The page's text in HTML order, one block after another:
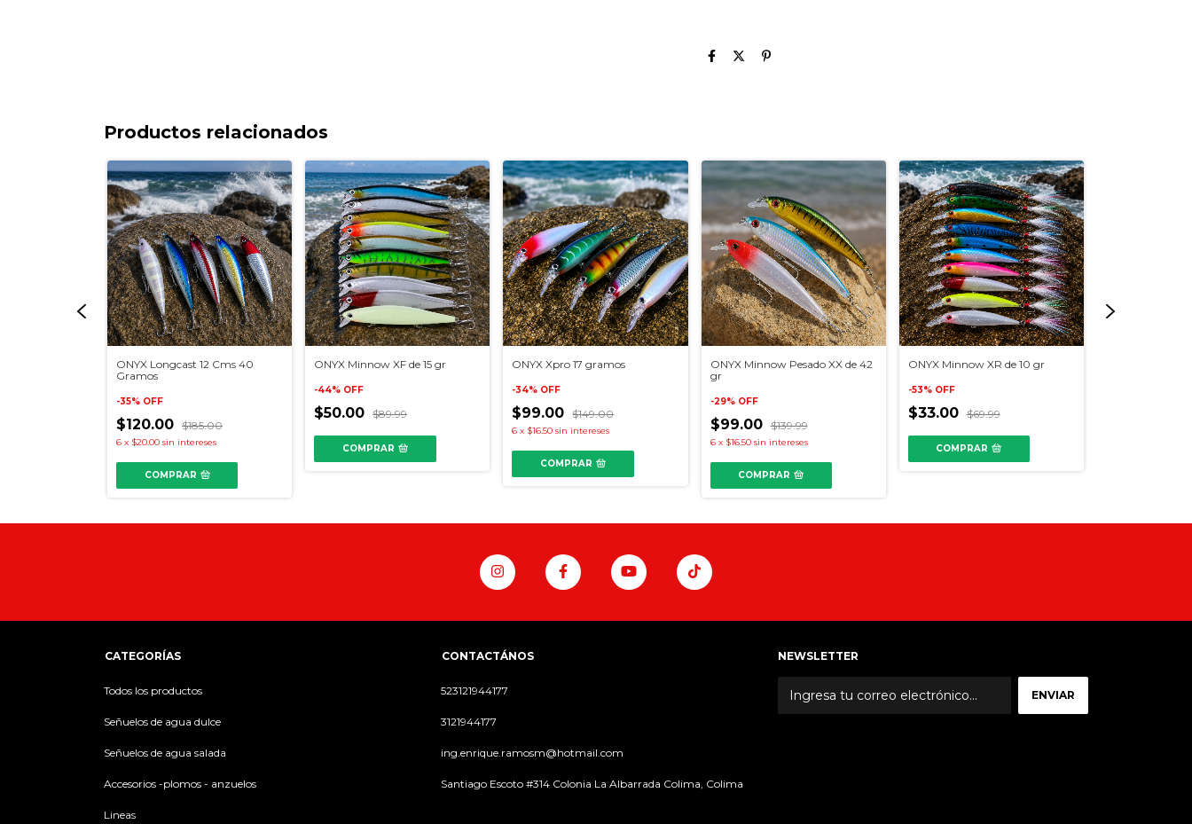
Productos relacionados
ONYX Longcast 12 Cms 40
Gramos
-35% OFF
$120.00 $185.00
6 x $20.00 sin intereses
COMPRAR
ONYX Minnow XF de 15 gr
-44% OFF
$50.00 $89.99
COMPRAR
ONYX Xpro 17 gramos
-34% OFF
$99.00 $149.00
6 x $16.50 sin intereses
COMPRAR
ONYX Minnow Pesado XX de 42
gr
-29% OFF
$99.00 $139.99
6 x $16.50 sin intereses
COMPRAR
ONYX Minnow XR de 10 gr
-53% OFF
$33.00 $69.99
COMPRAR
CATEGORÍAS
Todos los productos
Señuelos de agua dulce
Señuelos de agua salada
Accesorios -plomos - anzuelos
Lineas
CONTACTÁNOS
523121944177
3121944177
ing.enrique.ramosm@hotmail.com
Santiago Escoto #314 Colonia La Albarrada Colima, Colima
NEWSLETTER